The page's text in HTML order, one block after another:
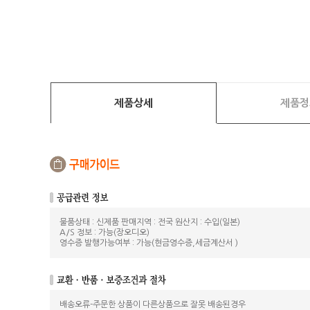
제품상세 제품
물품상태 : 신제품 판매지역 : 전국 원산지 : 수입(일본)
A/S 정보 : 가능(장오디오)
영수증 발행가능여부 : 가능(현금영수증,세금계산서 )
배송오류-주문한 상품이 다른상품으로 잘못 배송된경우